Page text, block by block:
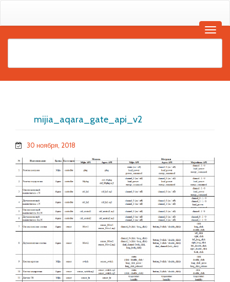
mijia_aqara_gate_api_v2
30 ноября, 2018